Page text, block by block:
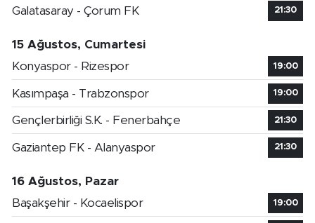
Galatasaray - Çorum FK
21:30
15 Ağustos, Cumartesi
Konyaspor - Rizespor
19:00
Kasımpaşa - Trabzonspor 19:00
Gençlerbirliği S.K. - Fenerbahçe 21:30
Gaziantep FK - Alanyaspor 21:30
16 Ağustos, Pazar
Başakşehir - Kocaelispor
19:00